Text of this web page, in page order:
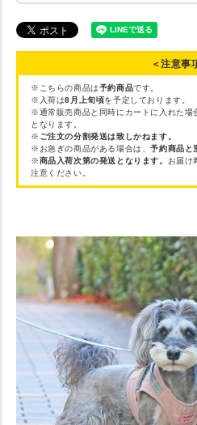
＜注意事
※こちらの商品は予約商品です。
※入荷は8月上旬頃を予定しております。
※通常販売商品と同時にカートに入れた場
となります。
※ ご注文の分割発送は致しかねます。
※お急ぎの商品がある場合は、予約商品と
※商品入荷次第の発送となります。
お届け
注意ください。